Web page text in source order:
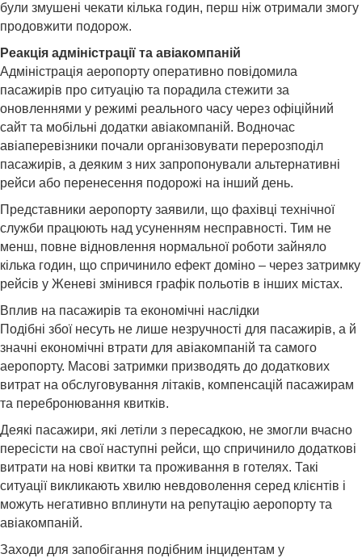
були змушені чекати кілька годин, перш ніж отримали змогу
продовжити подорож.
Реакція адміністрації та авіакомпаній
Адміністрація аеропорту оперативно повідомила
пасажирів про ситуацію та порадила стежити за
оновленнями у режимі реального часу через офіційний
сайт та мобільні додатки авіакомпаній. Водночас
авіаперевізники почали організовувати перерозподіл
пасажирів, а деяким з них запропонували альтернативні
рейси або перенесення подорожі на інший день.
Представники аеропорту заявили, що фахівці технічної
служби працюють над усуненням несправності. Тим не
менш, повне відновлення нормальної роботи зайняло
кілька годин, що спричинило ефект доміно – через затримку
рейсів у Женеві змінився графік польотів в інших містах.
Вплив на пасажирів та економічні наслідки
Подібні збої несуть не лише незручності для пасажирів, а й
значні економічні втрати для авіакомпаній та самого
аеропорту. Масові затримки призводять до додаткових
витрат на обслуговування літаків, компенсацій пасажирам
та перебронювання квитків.
Деякі пасажири, які летіли з пересадкою, не змогли вчасно
пересісти на свої наступні рейси, що спричинило додаткові
витрати на нові квитки та проживання в готелях. Такі
ситуації викликають хвилю невдоволення серед клієнтів і
можуть негативно вплинути на репутацію аеропорту та
авіакомпаній.
Заходи для запобігання подібним інцидентам у